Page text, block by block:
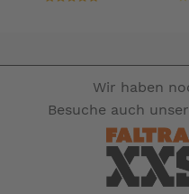
Wir haben
Besuche auch